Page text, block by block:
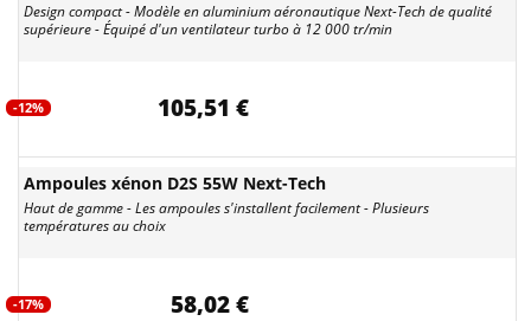
Design compact - Modèle en aluminium aéronautique Next-Tech de qualité
supérieure - Équipé d'un ventilateur turbo à 12 000 tr/min
-12% 105,51 €
Ampoules xénon D2S 55W Next-Tech
Haut de gamme - Les ampoules s'installent facilement - Plusieurs
températures au choix
-17% 58,02 €